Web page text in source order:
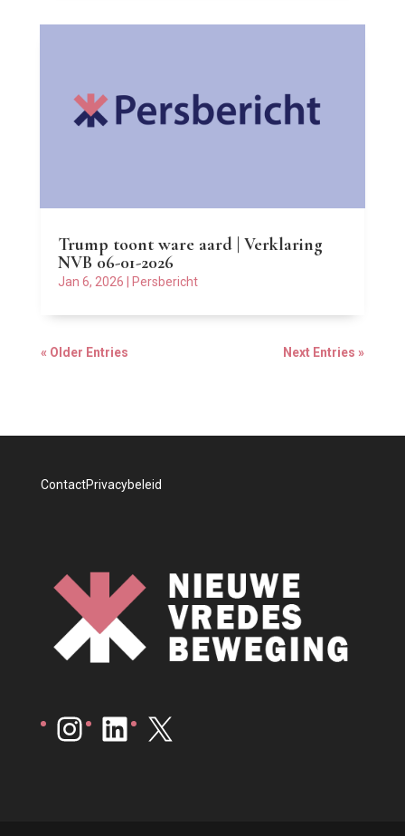
Trump toont ware aard | Verklaring
NVB 06-01-2026
Jan 6, 2026 Persbericht
« Older Entries Next Entries »
ContactPrivacybeleid
Instagram
LinkedIn
X